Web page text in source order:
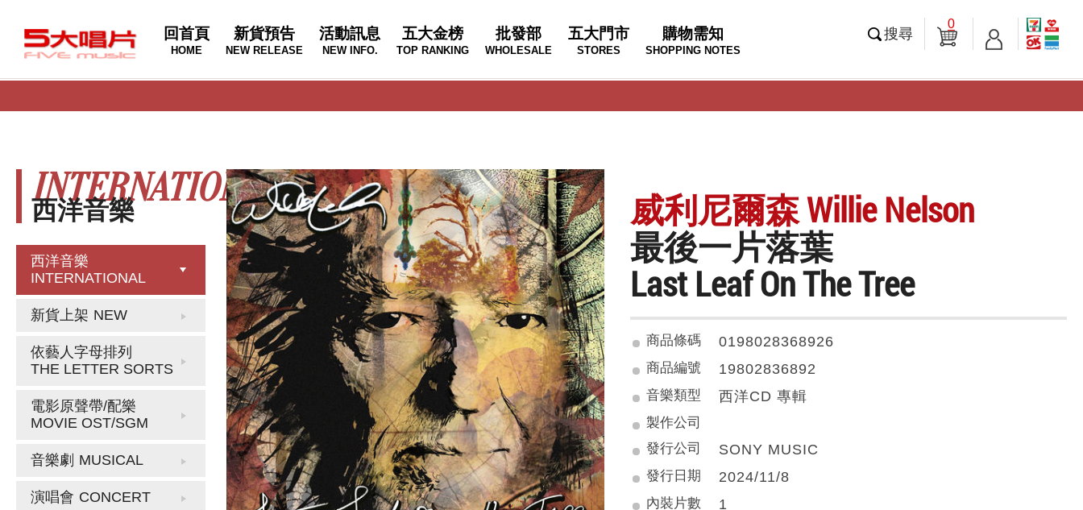
回首頁
HOME
新貨預告
NEW RELEASE
活動訊息
NEW INFO.
五大金榜
TOP RANKING
批發部
WHOLESALE
五大門市
STORES
購物需知
SHOPPING NOTES
搜尋
0
西洋音樂
INTERNATIONAL
西洋音樂
INTERNATIONAL
新貨上架 NEW
依藝人字母排列
THE LETTER SORTS
電影原聲帶/配樂
MOVIE OST/SGM
音樂劇 MUSICAL
演唱會 CONCERT
威利尼爾森 Willie Nelson
最後一片落葉
Last Leaf On The Tree
商品條碼 0198028368926
商品編號 19802836892
音樂類型 西洋CD 專輯
製作公司
發行公司
SONY MUSIC
發行日期 2024/11/8
內裝片數 1